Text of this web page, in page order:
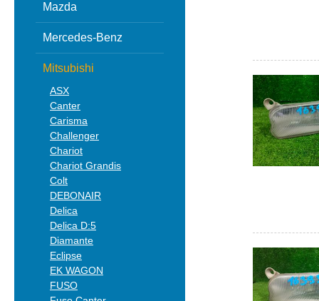
Mazda
Mercedes-Benz
Mitsubishi
ASX
Canter
Carisma
Challenger
Chariot
Chariot Grandis
Colt
DEBONAIR
Delica
Delica D:5
Diamante
Eclipse
EK WAGON
FUSO